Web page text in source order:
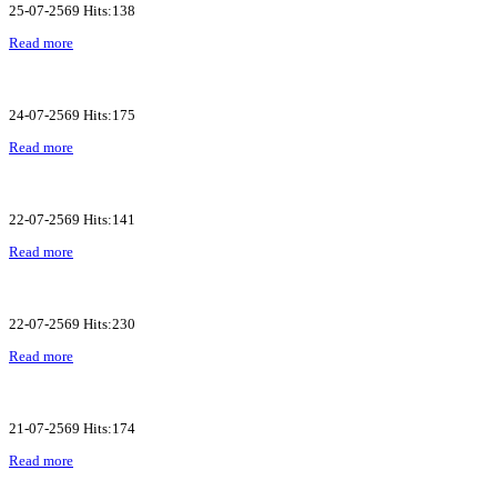
25-07-2569 Hits:138
Read more
24-07-2569 Hits:175
Read more
22-07-2569 Hits:141
Read more
22-07-2569 Hits:230
Read more
21-07-2569 Hits:174
Read more